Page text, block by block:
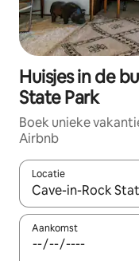
Huisjes in de
State Park
Boek unieke
Airbnb
Locatie
Wanneer er
Aankomst